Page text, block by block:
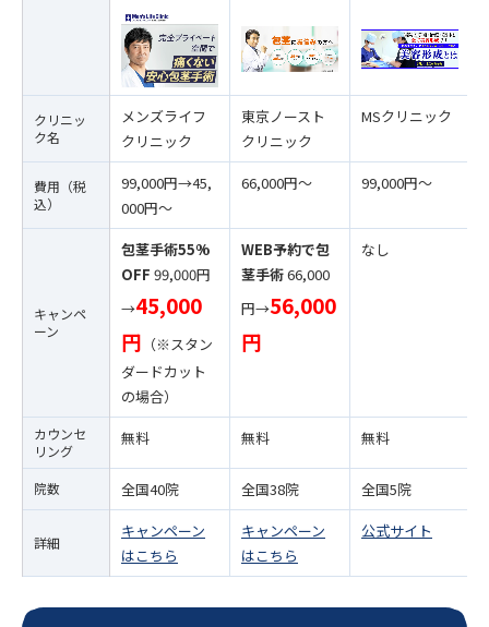
クリニッ
ク名
メンズライフ
クリニック
東京ノースト
クリニック
MSクリニック
費用（税
込）
99,000円→45,
000円〜
66,000円〜 99,000円〜
キャンペ
ーン
包茎手術55%
OFF 99,000円
→45,000
円 （※スタン
ダードカット
の場合）
WEB予約で包
茎手術66,000
円→56,000
円
なし
カウンセ
リング
無料 無料 無料
院数 全国40院 全国38院 全国5院
詳細
キャンペーン
はこちら
キャンペーン
はこちら
公式サイト